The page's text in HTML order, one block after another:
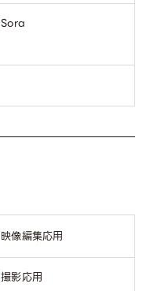
Sora
映像編集応用
撮影応用